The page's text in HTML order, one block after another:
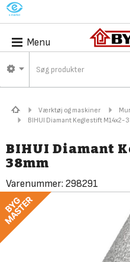
M
Menu
Værktøj og maskiner
BIHUI Diamant Keglestift M14x2-
BIHUI Diamant
38mm
Varenummer: 298291